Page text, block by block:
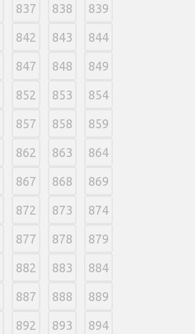
837 838 839
842 843 844
847 848 849
852 853 854
857 858 859
862 863 864
867 868 869
872 873 874
877 878 879
882 883 884
887 888 889
892 893 894